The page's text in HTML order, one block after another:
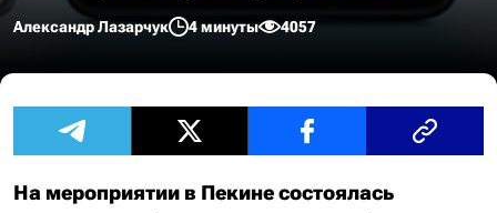
Александр Лазарчук 4 минуты 4057
На мероприятии в Пекине состоялась